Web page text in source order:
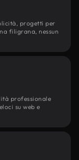
progetti per
filigrana, nessun
professionale
su web e